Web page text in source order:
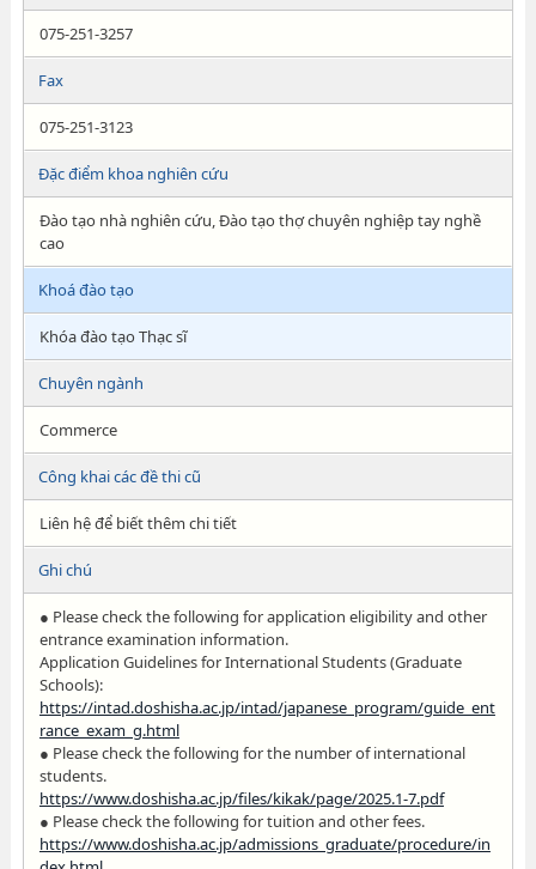
075-251-3257
Fax
075-251-3123
Đặc điểm khoa nghiên cứu
Đào tạo nhà nghiên cứu, Đào tạo thợ chuyên nghiệp tay nghề
cao
Khoá đào tạo
Khóa đào tạo Thạc sĩ
Chuyên ngành
Commerce
Công khai các đề thi cũ
Liên hệ để biết thêm chi tiết
Ghi chú
● Please check the following for application eligibility and other
entrance examination information.
Application Guidelines for International Students (Graduate
Schools):
https://intad.doshisha.ac.jp/intad/japanese_program/guide_ent
rance_exam_g.html
● Please check the following for the number of international
students.
https://www.doshisha.ac.jp/files/kikak/page/2025.1-7.pdf
● Please check the following for tuition and other fees.
https://www.doshisha.ac.jp/admissions_graduate/procedure/in